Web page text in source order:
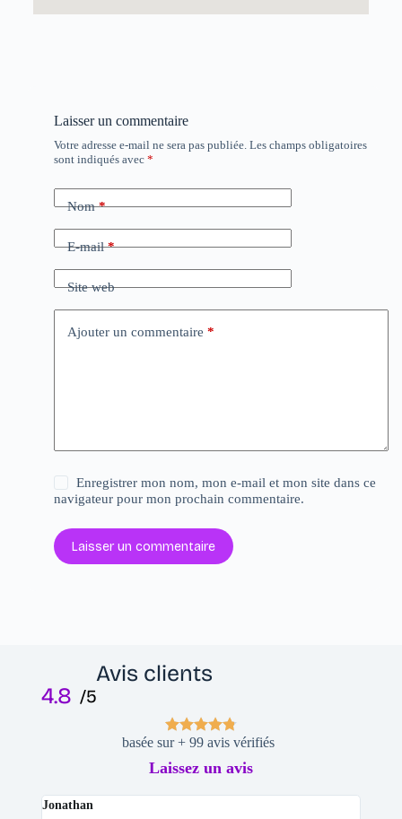
Laisser un commentaire
Votre adresse e-mail ne sera pas publiée. Les champs obligatoires
sont indiqués avec *
Nom*
E-mail*
Site web
Ajouter un commentaire *
Enregistrer mon nom, mon e-mail et mon site dans ce
navigateur pour mon prochain commentaire.
Laisser un commentaire
Avis clients
4.8 /5
basée sur + 99 avis vérifiés
Laissez un avis
Jonathan